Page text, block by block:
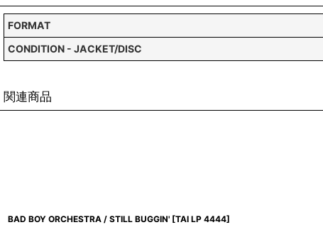
FORMAT
CONDITION - JACKET/DISC
関連商品
BAD BOY ORCHESTRA / STILL BUGGIN' [TAI LP 4444]